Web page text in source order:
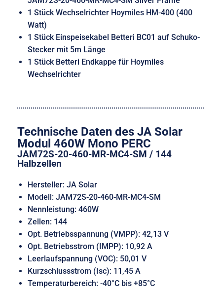
1 Stück Wechselrichter Hoymiles HM-400 (400
Watt)
1 Stück Einspeisekabel Betteri BC01 auf Schuko-
Stecker mit 5m Länge
1 Stück Betteri Endkappe für Hoymiles
Wechselrichter
Technische Daten des JA Solar
Modul 460W Mono PERC
JAM72S-20-460-MR-MC4-SM / 144
Halbzellen
Hersteller: JA Solar
Modell: JAM72S-20-460-MR-MC4-SM
Nennleistung: 460W
Zellen: 144
Opt. Betriebsspannung (VMPP): 42,13 V
Opt. Betriebsstrom (IMPP): 10,92 A
Leerlaufspannung (VOC): 50,01 V
Kurzschlussstrom (Isc): 11,45 A
Temperaturbereich: -40°C bis +85°C